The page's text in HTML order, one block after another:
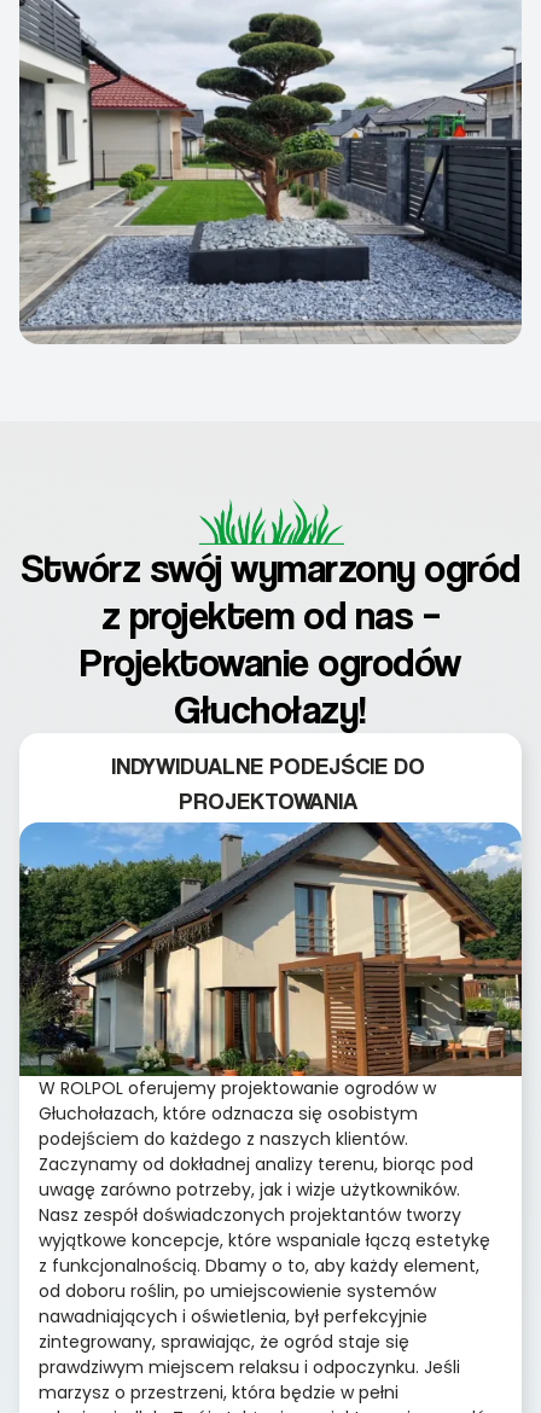
Stwórz swój wymarzony ogród
z projektem od nas –
Projektowanie ogrodów
Głuchołazy!
INDYWIDUALNE PODEJŚCIE DO
PROJEKTOWANIA
W ROLPOL oferujemy projektowanie ogrodów w
Głuchołazach, które odznacza się osobistym
podejściem do każdego z naszych klientów.
Zaczynamy od dokładnej analizy terenu, biorąc pod
uwagę zarówno potrzeby, jak i wizje użytkowników.
Nasz zespół doświadczonych projektantów tworzy
wyjątkowe koncepcje, które wspaniale łączą estetykę
z funkcjonalnością. Dbamy o to, aby każdy element,
od doboru roślin, po umiejscowienie systemów
nawadniających i oświetlenia, był perfekcyjnie
zintegrowany, sprawiając, że ogród staje się
prawdziwym miejscem relaksu i odpoczynku. Jeśli
marzysz o przestrzeni, która będzie w pełni